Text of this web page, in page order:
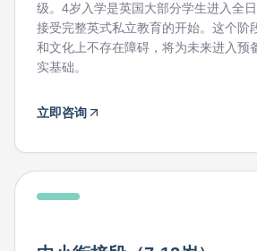
级。4岁入学是英国大部分学生进入全
接受完整英式私立教育的开始。这个阶
和文化上不存在障碍，将为未来进入预
实基础。
立即咨询